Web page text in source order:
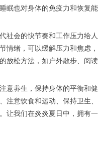
眠也对身体的免疫力和恢复能
社会的快节奏和工作压力给人
情绪，可以缓解压力和焦虑，
放松方法，如户外散步、阅读
意养生，保持身体的平衡和健
注意饮食和运动、保持卫生、
让我们在炎炎夏日中，拥有一